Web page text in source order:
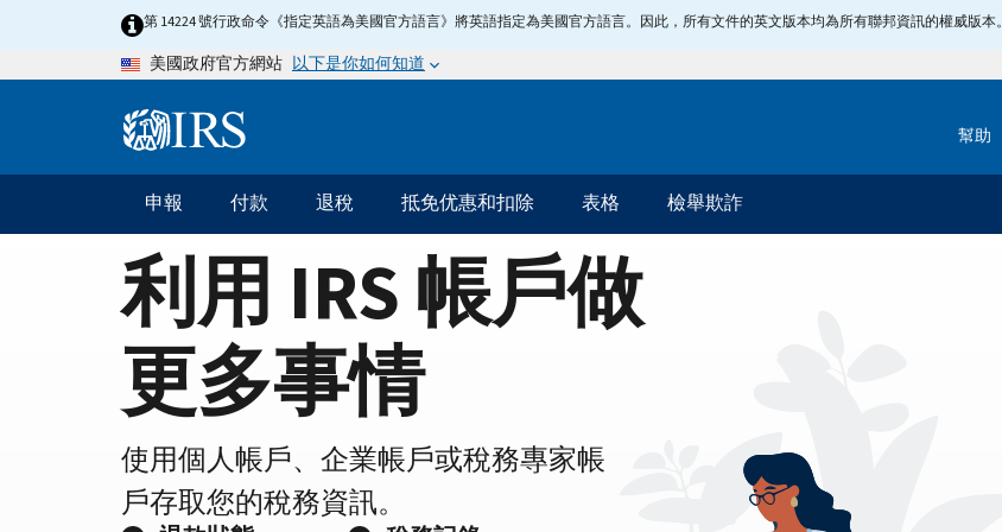
Page
第 14224 號行政命令《指定英語為美國官方語言》將英語指定為美國官方語言。因此，所有文件的英文版本均為所有聯邦資訊的權威版本。
美國政府官方網站 以下是你如何知道
Information 幫助
主
要
導
航
申報 付款 退稅 抵免优惠和扣除 表格 檢舉欺詐
利用 IRS 帳戶做
更多事情
使用個人帳戶、企業帳戶或稅務專家帳
戶存取您的稅務資訊。